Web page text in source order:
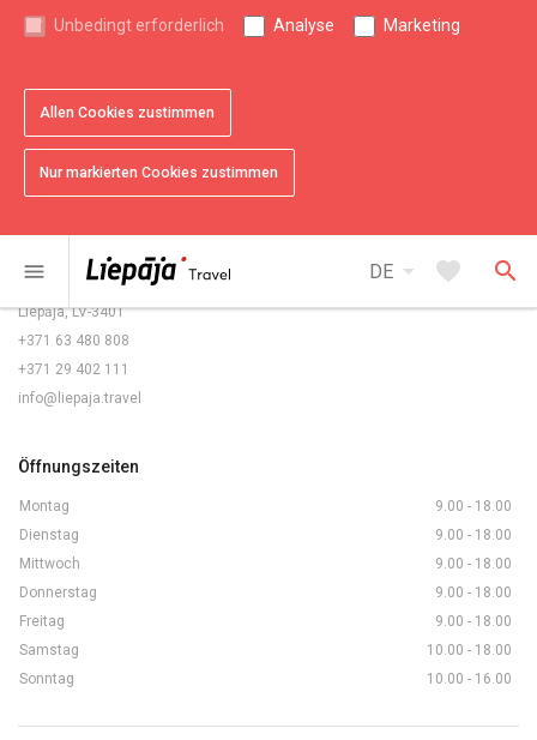
Unbedingt erforderlich Analyse Marketing
Allen Cookies zustimmen
Nur markierten Cookies zustimmen
menu DE arrow_drop_down favorite search
Karten und Broschüren
Tourismusstatistik
Sitemap
Rožu laukums 5/6,
Liepāja, LV-3401
+371 63 480 808
+371 29 402 111
info@liepaja.travel
Öffnungszeiten
Montag
9.00 - 18.00
Dienstag
9.00 - 18.00
Mittwoch
9.00 - 18.00
Donnerstag
9.00 - 18.00
Freitag
9.00 - 18.00
Samstag
10.00 - 18.00
Sonntag
10.00 - 16.00